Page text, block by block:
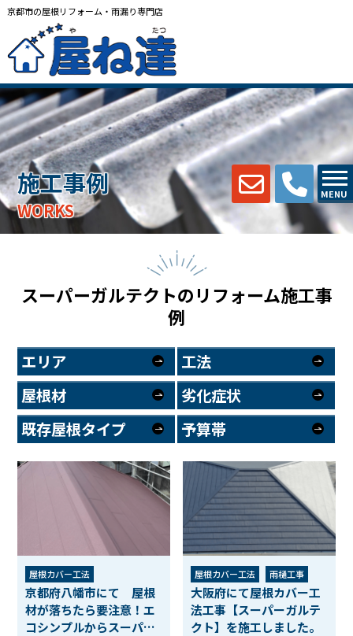
京都市の屋根リフォーム・雨漏り専門店
MENU
施工事例
WORKS
スーパーガルテクトのリフォーム施工事
例
エリア
工法
屋根材
劣化症状
既存屋根タイプ
予算帯
屋根カバー工法
京都府八幡市にて 屋根
材が落ちたら要注意！エ
コシンプルからスーパー
屋根カバー工法 雨樋工事
大阪府にて屋根カバー工
法工事【スーパーガルテ
クト】を施工しました。